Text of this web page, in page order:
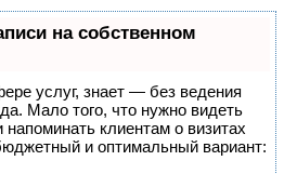
на собственном
услуг, знает — без ведения
Мало того, что нужно видеть
напоминать клиентам о визитах
и оптимальный вариант: